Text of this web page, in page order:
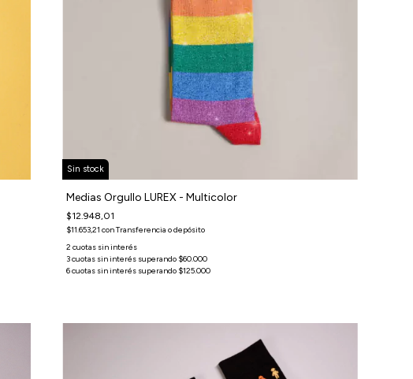
Sin stock
Medias Orgullo LUREX - Multicolor
$12.948,01
$11.653,21conTransferencia o depósito